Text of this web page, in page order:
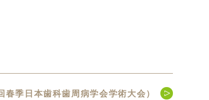
季日本歯科歯周病学会学術大会）